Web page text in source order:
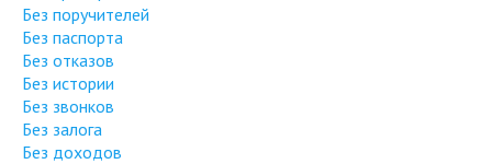
Без поручителей
Без паспорта
Без отказов
Без истории
Без звонков
Без залога
Без доходов